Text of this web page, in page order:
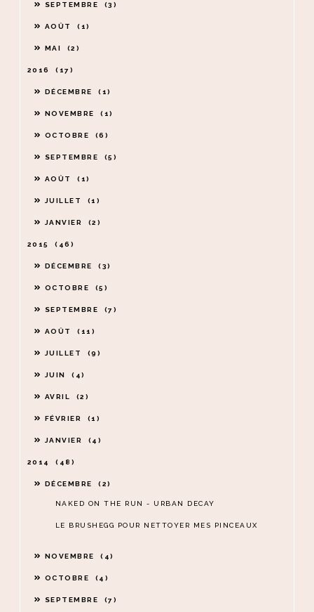
SEPTEMBRE 3
AOÛT 1
MAI 2
2016 17
DÉCEMBRE 1
NOVEMBRE 1
OCTOBRE 6
SEPTEMBRE 5
AOÛT 1
JUILLET 1
JANVIER 2
2015 46
DÉCEMBRE 3
OCTOBRE 5
SEPTEMBRE 7
AOÛT 11
JUILLET 9
JUIN 4
AVRIL 2
FÉVRIER 1
JANVIER 4
2014 48
DÉCEMBRE 2
NAKED ON THE RUN - URBAN DECAY
LE BRUSHEGG POUR NETTOYER MES PINCEAUX
NOVEMBRE 4
OCTOBRE 4
SEPTEMBRE 7